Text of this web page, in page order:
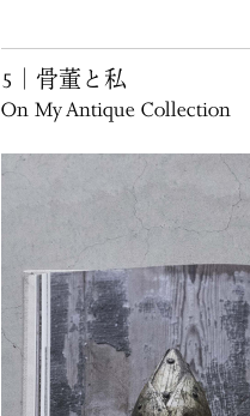
5｜骨董と私
On My Antique Collection